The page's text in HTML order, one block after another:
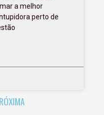
a melhor
perto de